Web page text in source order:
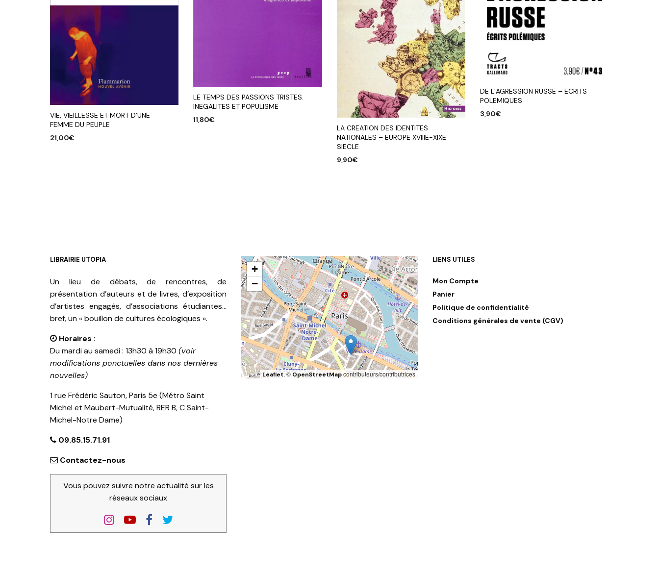
VIE, VIEILLESSE ET MORT D’UNE
FEMME DU PEUPLE
21,00€
LE TEMPS DES PASSIONS TRISTES.
INEGALITES ET POPULISME
11,80€
LA CREATION DES IDENTITES
NATIONALES – EUROPE XVIIIE-XIXE
SIECLE
9,90€
DE L’AGRESSION RUSSE – ECRITS
POLEMIQUES
3,90€
LIBRAIRIE UTOPIA
Un lieu de débats, de rencontres, de
présentation d’auteurs et de livres, d’exposition
d’artistes engagés, d’associations étudiantes…
bref, un « bouillon de cultures écologiques ».
Horaires :
Du mardi au samedi : 13h30 à 19h30 (voir
modifications ponctuelles dans nos dernières
nouvelles)
1 rue Frédéric Sauton, Paris 5e (Métro Saint
Michel et Maubert-Mutualité, RER B, C Saint-
Michel-Notre Dame)
09.85.15.71.91
Contactez-nous
Vous pouvez suivre notre actualité sur les
réseaux sociaux
+
−
Leaflet, ©OpenStreetMapcontributeurs/contributrices
LIENS UTILES
Mon Compte
Panier
Politique de confidentialité
Conditions générales de vente (CGV)